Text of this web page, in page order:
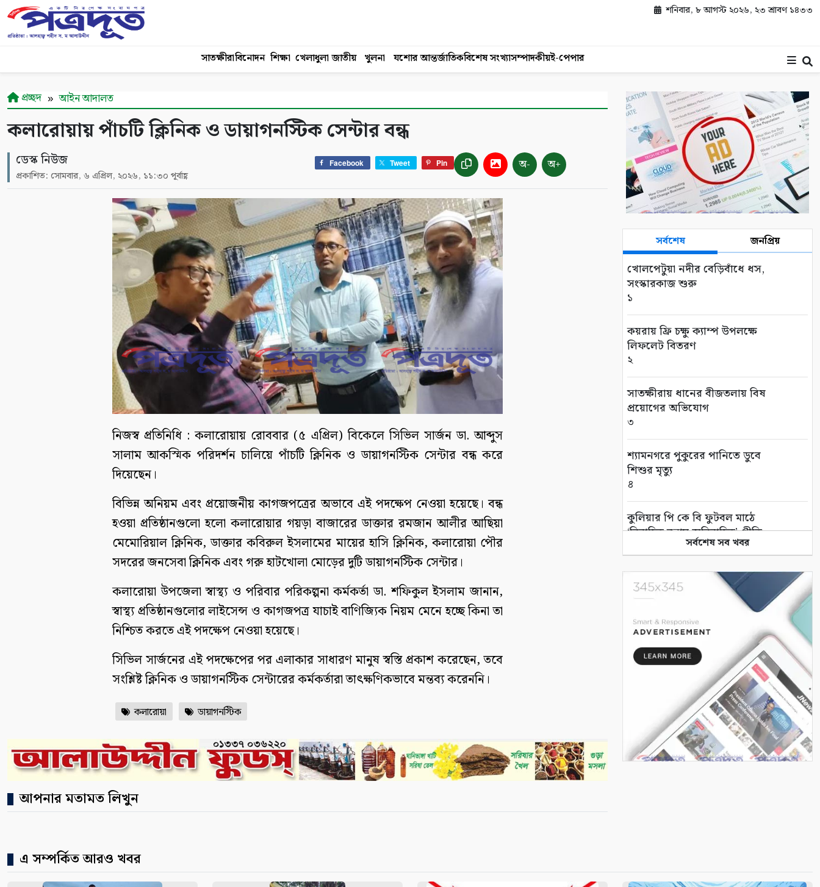
শনিবার, ৮ আগস্ট ২০২৬, ২৩ শ্রাবণ ১৪৩৩
সাতক্ষীরাবিনোদন শিক্ষা খেলাধুলা জাতীয় খুলনা যশোর আন্তর্জাতিকবিশেষ সংখ্যাসম্পাদকীয়ই-পেপার
প্রচ্ছদ আইন আদালত
কলারোয়ায় পাঁচটি ক্লিনিক ও ডায়াগনস্টিক সেন্টার বন্ধ
ডেস্ক নিউজ
প্রকাশিত: সোমবার, ৬ এপ্রিল, ২০২৬, ১১:৩০ পূর্বাহ্ণ
Facebook Tweet Pin অ- অ+
নিজস্ব প্রতিনিধি : কলারোয়ায় রোববার (৫ এপ্রিল) বিকেলে সিভিল সার্জন ডা. আব্দুস
সালাম আকস্মিক পরিদর্শন চালিয়ে পাঁচটি ক্লিনিক ও ডায়াগনস্টিক সেন্টার বন্ধ করে
দিয়েছেন।
বিভিন্ন অনিয়ম এবং প্রয়োজনীয় কাগজপত্রের অভাবে এই পদক্ষেপ নেওয়া হয়েছে। বন্ধ
হওয়া প্রতিষ্ঠানগুলো হলো কলারোয়ার গয়ড়া বাজারের ডাক্তার রমজান আলীর আছিয়া
মেমোরিয়াল ক্লিনিক, ডাক্তার কবিরুল ইসলামের মায়ের হাসি ক্লিনিক, কলারোয়া পৌর
সদরের জনসেবা ক্লিনিক এবং গরু হাটখোলা মোড়ের দুটি ডায়াগনস্টিক সেন্টার।
কলারোয়া উপজেলা স্বাস্থ্য ও পরিবার পরিকল্পনা কর্মকর্তা ডা. শফিকুল ইসলাম জানান,
স্বাস্থ্য প্রতিষ্ঠানগুলোর লাইসেন্স ও কাগজপত্র যাচাই বাণিজ্যিক নিয়ম মেনে হচ্ছে কিনা তা
নিশ্চিত করতে এই পদক্ষেপ নেওয়া হয়েছে।
সিভিল সার্জনের এই পদক্ষেপের পর এলাকার সাধারণ মানুষ স্বস্তি প্রকাশ করেছেন, তবে
সংশ্লিষ্ট ক্লিনিক ও ডায়াগনস্টিক সেন্টারের কর্মকর্তারা তাৎক্ষণিকভাবে মন্তব্য করেননি।
কলারোয়া ডায়াগনস্টিক
আপনার মতামত লিখুন
সর্বশেষ জনপ্রিয়
খোলপেটুয়া নদীর বেড়িবাঁধে ধস,
সংস্কারকাজ শুরু
১
কয়রায় ফ্রি চক্ষু ক্যাম্প উপলক্ষে
লিফলেট বিতরণ
২
সাতক্ষীরায় ধানের বীজতলায় বিষ
প্রয়োগের অভিযোগ
৩
শ্যামনগরে পুকুরের পানিতে ডুবে
শিশুর মৃত্যু
৪
কুলিয়ার পি কে বি ফুটবল মাঠে
‘বিবাহিত বনাম অবিবাহিত’ প্রীতি
এই পৃথিবী বড়ই অভাগা
“কথার ভার”
মায়ার গভীরতা
৯
সর্বশেষ সব খবর
এ সম্পর্কিত আরও খবর